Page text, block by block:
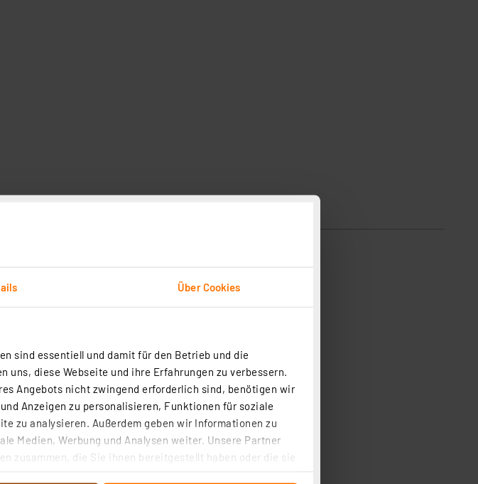
Über Cookies
sind essentiell und damit für den Betrieb und die
diese Webseite und ihre Erfahrungen zu verbessern.
Angebots nicht zwingend erforderlich sind, benötigen wir
Anzeigen zu personalisieren, Funktionen für soziale
zu analysieren. Außerdem geben wir Informationen zu
Medien, Werbung und Analysen weiter. Unsere Partner
zusammen, die Sie ihnen bereitgestellt haben oder die sie